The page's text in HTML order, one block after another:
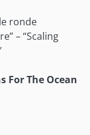
ronde
– “Scaling
For The Ocean